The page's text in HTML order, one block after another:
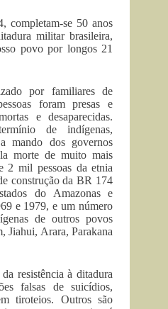
completam-se 50 anos
militar brasileira,
povo por longos 21
por familiares de
foram presas e
e desaparecidas.
de indígenas,
mando dos governos
morte de muito mais
2 mil pessoas da etnia
construção da BR 174
do Amazonas e
e 1979, e um número
de outros povos
Jiahui, Arara, Parakana
resistência à ditadura
falsas de suicídios,
tiroteios. Outros são